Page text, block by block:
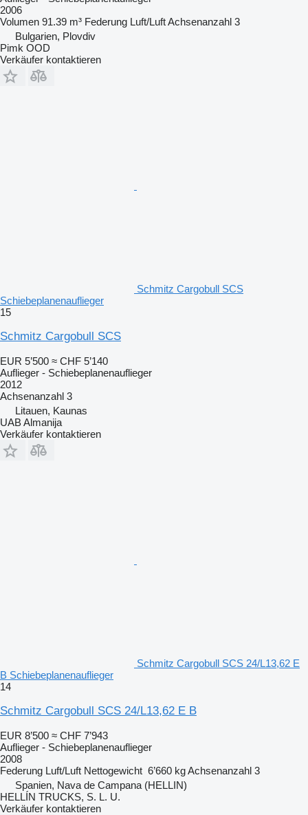
2006
Volumen 91.39 m³ Federung Luft/LuftAchsenanzahl 3
Bulgarien, Plovdiv
Pimk OOD
Verkäufer kontaktieren
Schmitz Cargobull SCS
Schiebeplanenauflieger
15
Schmitz Cargobull SCS
EUR 5’500 ≈ CHF 5’140
Auflieger - Schiebeplanenauflieger
2012
Achsenanzahl 3
Litauen, Kaunas
UAB Almanija
Verkäufer kontaktieren
Schmitz Cargobull SCS 24/L13,62 E
B Schiebeplanenauflieger
14
Schmitz Cargobull SCS 24/L13,62 E B
EUR 8’500 ≈ CHF 7’943
Auflieger - Schiebeplanenauflieger
2008
Federung Luft/Luft Nettogewicht 6’660 kgAchsenanzahl 3
Spanien, Nava de Campana (HELLIN)
HELLÍN TRUCKS, S. L. U.
Verkäufer kontaktieren